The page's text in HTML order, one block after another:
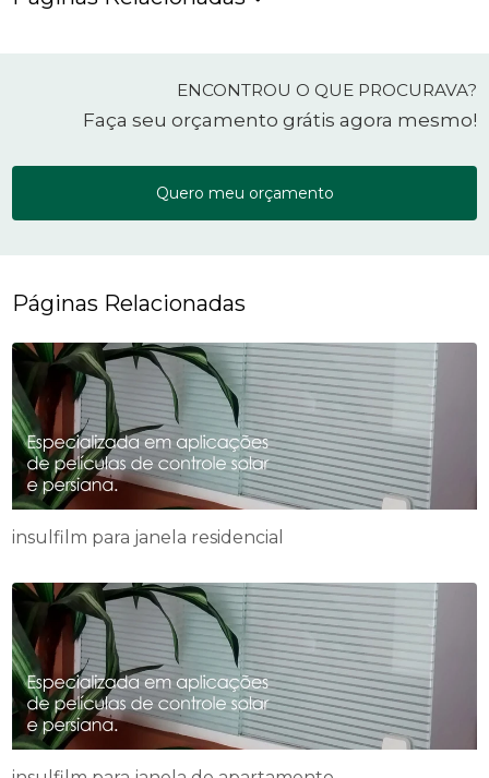
ENCONTROU O QUE PROCURAVA?
Faça seu orçamento grátis agora mesmo!
Quero meu orçamento
Páginas Relacionadas
insulfilm para janela residencial